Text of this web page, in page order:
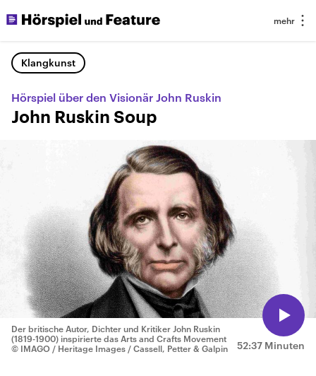
Klangkunst
Hörspiel über den Visionär John Ruskin
John Ruskin Soup
52:37 Minuten
Der britische Autor, Dichter und Kritiker John Ruskin
(1819-1900) inspirierte das Arts and Crafts Movement
© IMAGO / Heritage Images / Cassell, Petter & Galpin